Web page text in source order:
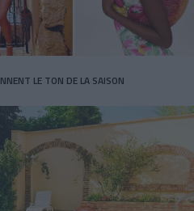
LE TON DE LA SAISON